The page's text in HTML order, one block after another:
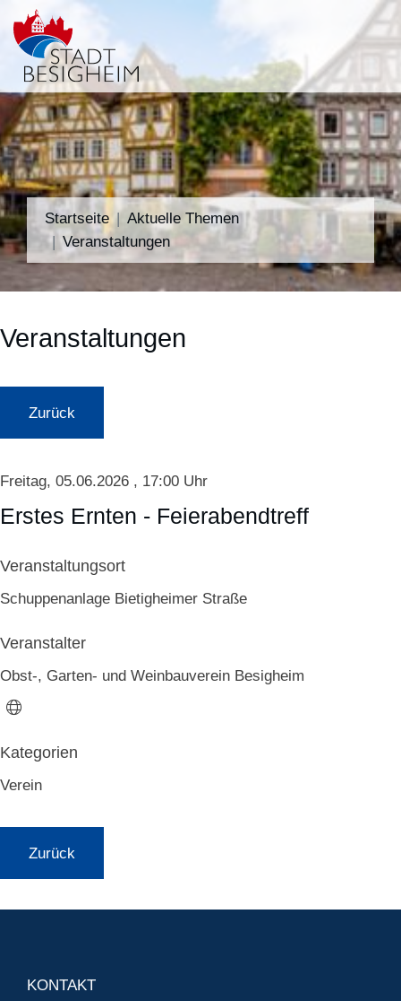
Startseite
Aktuelle Themen
Veranstaltungen
Veranstaltungen
Zurück
Freitag, 05.06.2026 , 17:00 Uhr
Erstes Ernten - Feierabendtreff
Veranstaltungsort
Schuppenanlage Bietigheimer Straße
Veranstalter
Obst-, Garten- und Weinbauverein Besigheim
Verein
Zurück
KONTAKT